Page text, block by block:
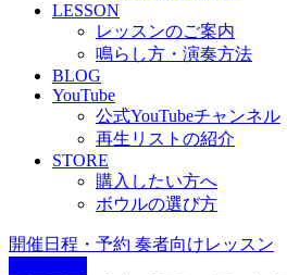
LESSON
レッスンのご案内
鳴らし方・演奏方法
BLOG
YouTube
公式YouTubeチャンネル
再生リストの紹介
STORE
購入したい方へ
ボウルの選び方
開催日程・予約 奏者向けレッスン